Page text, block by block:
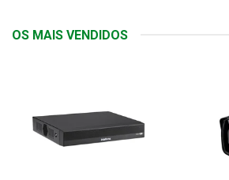
OS MAIS VENDIDOS